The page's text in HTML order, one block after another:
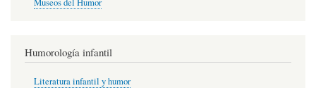
Museos del Humor
Humorología infantil
Literatura infantil y humor